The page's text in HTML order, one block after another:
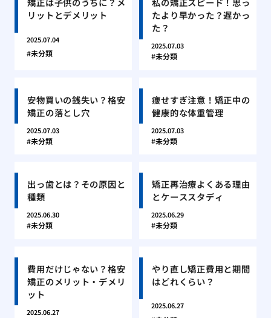
リットとデメリット
2025.07.04
未分類
たより早かった？遅かっ
た？
2025.07.03
未分類
安物買いの銭失い？格安
矯正の落とし穴
2025.07.03
未分類
痩せすぎ注意！矯正中の
健康的な体重管理
2025.07.03
未分類
出っ歯とは？その原因と
種類
2025.06.30
未分類
矯正再治療よくある理由
とケーススタディ
2025.06.29
未分類
費用だけじゃない？格安
矯正のメリット・デメリ
ット
2025.06.27
やり直し矯正費用と期間
はどれくらい？
2025.06.27